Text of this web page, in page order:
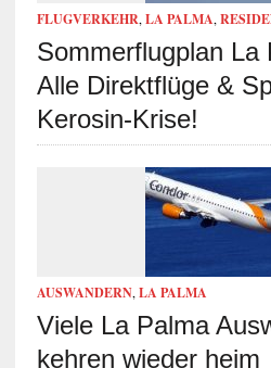
FLUGVERKEHR, LA PALMA,
Sommerflugplan La
Alle Direktflüge &
Kerosin-Krise!
AUSWANDERN, LA PALMA
Viele La Palma
kehren wieder heim